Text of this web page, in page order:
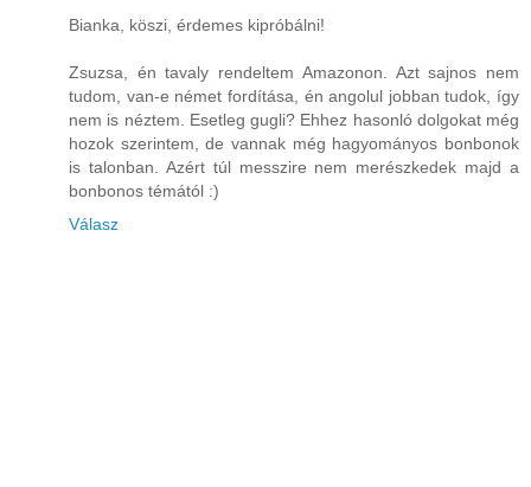
Bianka, köszi, érdemes kipróbálni!
Zsuzsa, én tavaly rendeltem Amazonon. Azt sajnos nem
tudom, van-e német fordítása, én angolul jobban tudok, így
nem is néztem. Esetleg gugli? Ehhez hasonló dolgokat még
hozok szerintem, de vannak még hagyományos bonbonok
is talonban. Azért túl messzire nem merészkedek majd a
bonbonos témától :)
Válasz